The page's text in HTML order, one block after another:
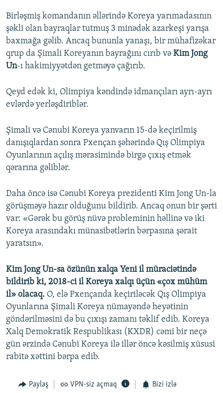
Birləşmiş komandanın əllərində Koreya yarımadasının
şəkli olan bayraqlar tutmuş 3 minədək azarkeşi yarışa
baxmağa gəlib. Ancaq bununla yanaşı, bir mühafizəkar
qrup da Şimali Koreyanın bayrağını cırıb və Kim Jong
Un-ı hakimiyyətdən getməyə çağırıb.
Qeyd edək ki, Olimpiya kəndində idmançıları ayrı-ayrı
evlərdə yerləşdiriblər.
Şimali və Cənubi Koreya yanvarın 15-də keçirilmiş
danışıqlardan sonra Pxençan şəhərində Qış Olimpiya
Oyunlarının açılış mərasimində birgə çıxış etmək
qərarına gəliblər.
Daha öncə isə Cənubi Koreya prezidenti Kim Jong Un-la
görüşməyə hazır olduğunu bildirib. Ancaq onun bir şərti
var: «Gərək bu görüş nüvə probleminin həllinə və iki
Koreya arasındakı münasibətlərin bərpasına şərait
yaratsın».
Kim Jong Un-sa özünün xalqa Yeni il müraciətində
bildirib ki, 2018-ci il Koreya xalqı üçün «çox mühüm
il» olacaq. O, elə Pxençanda keçiriləcək Qış Olimpiya
Oyunlarına Şimali Koreya nümayəndə heyətinin
göndərilməsini də bu çıxışı zamanı təklif edib. Koreya
Xalq Demokratik Respublikası (KXDR) cəmi bir neçə
gün ərzində Cənubi Koreya ilə illər öncə kəsilmiş xüsusi
rabitə xəttini bərpa edib.
Paylaş VPN-siz açmaq Bizi izlə